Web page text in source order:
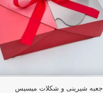
جعبه شیرینی و شکلات میسیس